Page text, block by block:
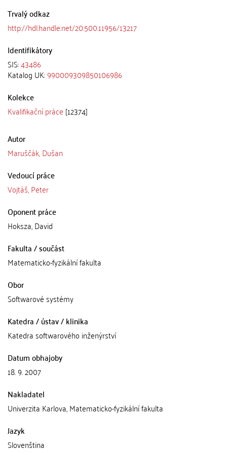
Trvalý odkaz
http://hdl.handle.net/20.500.11956/13217
Identifikátory
SIS:43486
Katalog UK:990009309850106986
Kolekce
Kvalifikační práce [12374]
Autor
Maruščák, Dušan
Vedoucí práce
Vojtáš, Peter
Oponent práce
Hoksza, David
Fakulta / součást
Matematicko-fyzikální fakulta
Obor
Softwarové systémy
Katedra / ústav / klinika
Katedra softwarového inženýrství
Datum obhajoby
18. 9. 2007
Nakladatel
Univerzita Karlova, Matematicko-fyzikální fakulta
Jazyk
Slovenština